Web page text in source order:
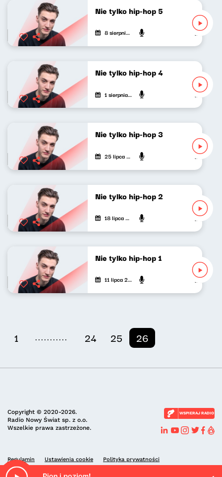
Nie tylko hip-hop 5
8 sierpnia 2020 Mateusz
Nie tylko hip-hop 4
1 sierpnia 2020 Mateusz
Nie tylko hip-hop 3
25 lipca 2020 Mateusz
Nie tylko hip-hop 2
18 lipca 2020 Mateusz
Nie tylko hip-hop 1
11 lipca 2020 Mateusz
1 ........... 24 25 26
Copyright © 2020-2026.
Radio Nowy Świat sp. z o.o.
Wszelkie prawa zastrzeżone.
WSPIERAJ RADIO
Regulamin Ustawienia cookie Polityka prywatności